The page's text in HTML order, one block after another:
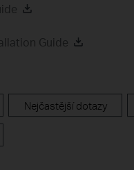
Guide
Nejčastější dotazy